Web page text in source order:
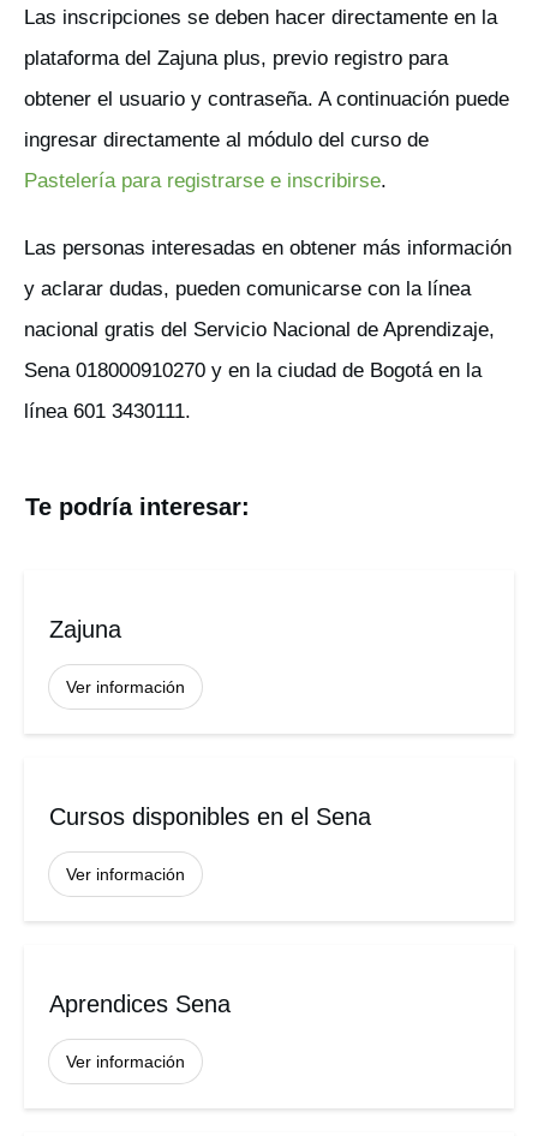
Las inscripciones se deben hacer directamente en la
plataforma del Zajuna plus, previo registro para
obtener el usuario y contraseña. A continuación puede
ingresar directamente al módulo del curso de
Pastelería para registrarse e inscribirse.
Las personas interesadas en obtener más información
y aclarar dudas, pueden comunicarse con la línea
nacional gratis del Servicio Nacional de Aprendizaje,
Sena 018000910270 y en la ciudad de Bogotá en la
línea 601 3430111.
Te podría interesar:
Zajuna
Ver información
Cursos disponibles en el Sena
Ver información
Aprendices Sena
Ver información